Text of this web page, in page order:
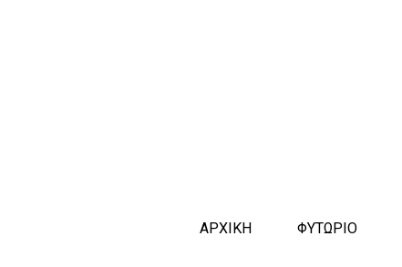
ΑΡΧΙΚΗ ΦΥΤΩΡΙΟ